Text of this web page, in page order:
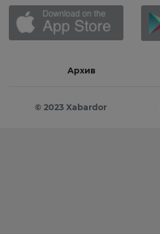
Архив
© 2023 Xabardor